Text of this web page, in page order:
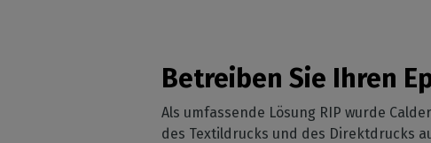
RIP für den DTG-Druck
Betreiben Sie Ihren
Als umfassende Lösung RIP wurde
des Textildrucks und des Direktdrucks